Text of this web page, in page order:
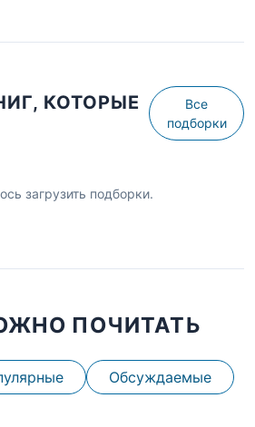
КОТОРЫЕ
Все
подборки
загрузить подборки.
ПОЧИТАТЬ
Обсуждаемые